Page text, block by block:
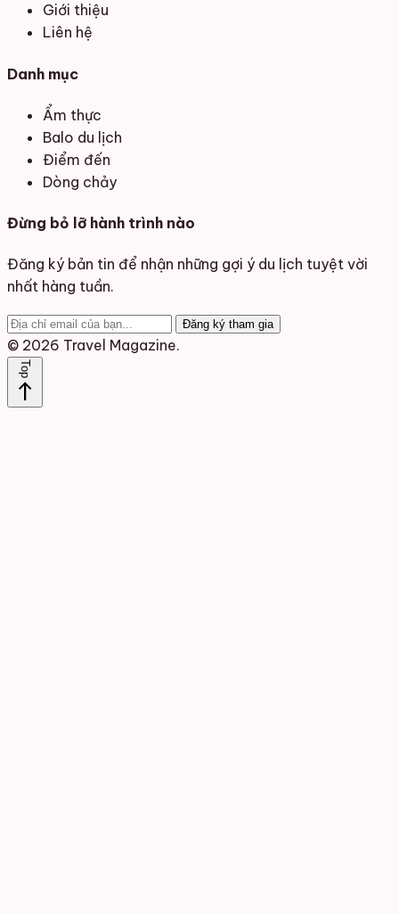
Giới thiệu
Liên hệ
Danh mục
Ẩm thực
Balo du lịch
Điểm đến
Dòng chảy
Đừng bỏ lỡ hành trình nào
Đăng ký bản tin để nhận những gợi ý du lịch tuyệt vời
nhất hàng tuần.
Đăng ký tham gia
© 2026 Travel Magazine.
Top
north